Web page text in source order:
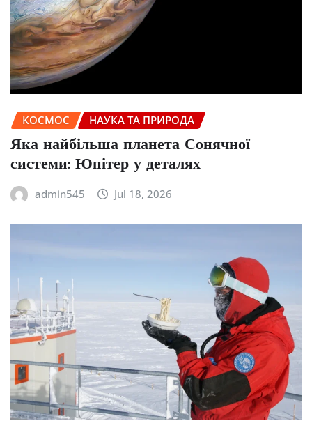
КОСМОС НАУКА ТА ПРИРОДА
Яка найбільша планета Сонячної
системи: Юпітер у деталях
admin545 Jul 18, 2026